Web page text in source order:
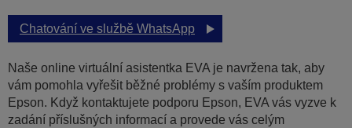
Chatování ve službě WhatsApp
Naše online virtuální asistentka EVA je navržena tak, aby
vám pomohla vyřešit běžné problémy s vaším produktem
Epson. Když kontaktujete podporu Epson, EVA vás vyzve k
zadání příslušných informací a provede vás celým